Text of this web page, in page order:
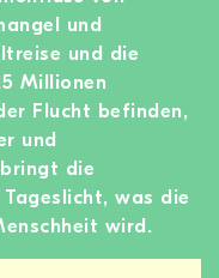
und
und die
Millionen
Flucht befinden,
und
die
was die
wird.